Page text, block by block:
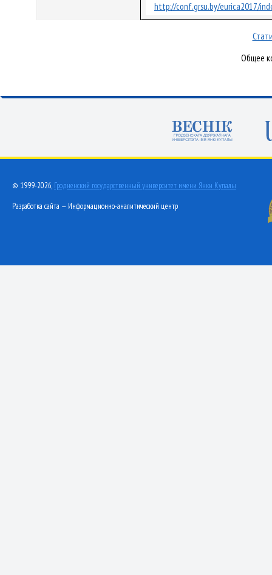
http://conf.grsu.by/eurica2017/
Общее
© 1999-2026, Гродненский государственный университет имени Янки Купалы
Разработка сайта — Информационно-аналитический центр